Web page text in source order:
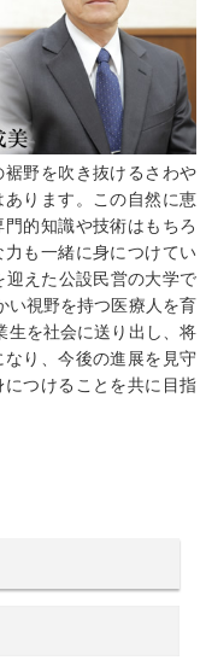
野を吹き抜けるさわや
ります。この自然に恵
的知識や技術はもちろ
も一緒に身につけてい
えた公設民営の大学で
い視野を持つ医療人を育
生を社会に送り出し、将
り、今後の進展を見守
つけることを共に目指